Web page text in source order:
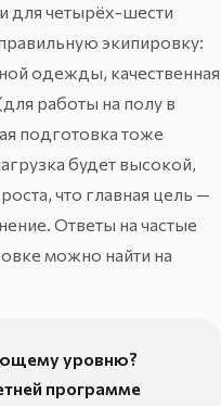
для четырёх-шести
экипировку:
одежды, качественная
работы на полу в
подготовка тоже
будет высокой,
что главная цель —
Ответы на частые
можно найти на
уровню?
программе